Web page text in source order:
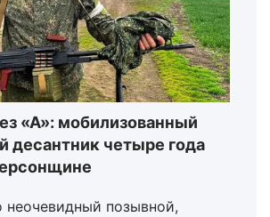
«А»: мобилизованный
десантник четыре года
неочевидный позывной,